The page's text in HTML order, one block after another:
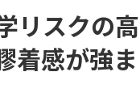
リスクの高
着感が強ま